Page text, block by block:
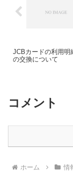
JCBカードの利用明
の交換について
コメント
ホーム 情